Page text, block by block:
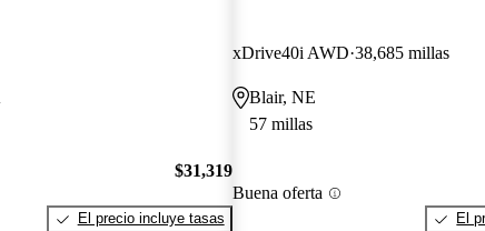
$31,319
El precio incluye tasas
xDrive40i AWD 38,685 millas
Blair, NE
57 millas
Buena oferta
El